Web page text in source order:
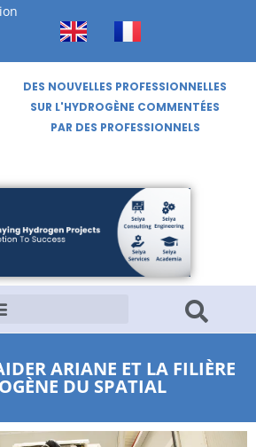
DES NOUVELLES PROFESSIONNELLES
SUR L'HYDROGÈNE COMMENTÉES
PAR DES PROFESSIONNELS
ARIANE ET LA FILIÈRE
DU SPATIAL